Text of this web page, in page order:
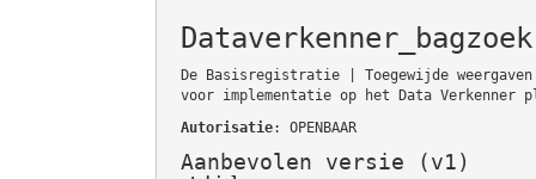
Dataverkenner_bagzoek
De Basisregistratie | Toegewijde
voor implementatie op het Data Verkenner
Autorisatie: OPENBAAR
Aanbevolen versie (v1)